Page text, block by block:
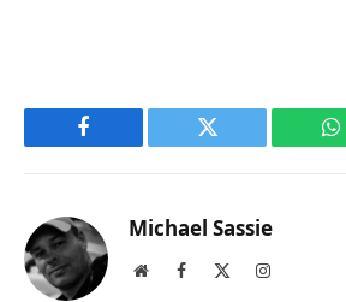
Facebook Twitter
Michael Sassie
WebsiteFacebook Instagram